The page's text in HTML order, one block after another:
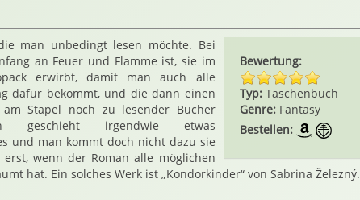
Bewertung:
Typ: Taschenbuch
Genre: Fantasy
Bestellen:
man unbedingt lesen möchte. Bei
an Feuer und Flamme ist, sie im
erwirbt, damit man auch alle
dafür bekommt, und die dann einen
am Stapel noch zu lesender Bücher
geschieht irgendwie etwas
und man kommt doch nicht dazu sie
erst, wenn der Roman alle möglichen
hat. Ein solches Werk ist „Kondorkinder“ von Sabrina Železný.